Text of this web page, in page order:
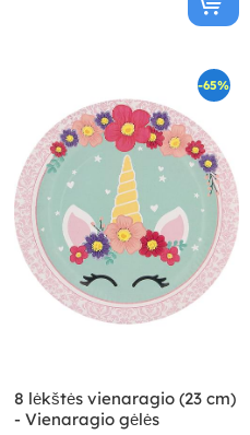
-65%
8 lėkštės vienaragio (23 cm)
- Vienaragio gėlės